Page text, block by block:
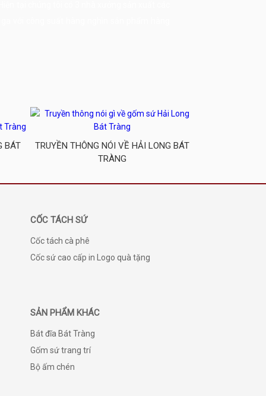
BÁT
TRUYỀN THÔNG NÓI VỀ HẢI LONG BÁT
TRÀNG
CỐC TÁCH SỨ
Cốc tách cà phê
Cốc sứ cao cấp in Logo quà tặng
SẢN PHẨM KHÁC
Bát đĩa Bát Tràng
Gốm sứ trang trí
Bộ ấm chén